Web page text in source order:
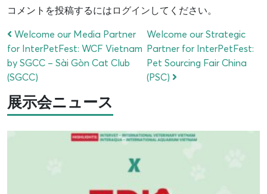
コメントを投稿するには ログイン してください。
Welcome our Media Partner
for InterPetFest: WCF Vietnam
by SGCC – Sài Gòn Cat Club
(SGCC)
Welcome our Strategic
Partner for InterPetFest:
Pet Sourcing Fair China
(PSC)
展示会ニュース